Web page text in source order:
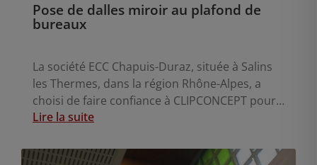
Pose de dalles miroir au plafond de
bureaux
La société ECC Chapuis-Duraz, située à Salins
les Thermes, dans la région Rhône-Alpes, a
choisi de faire confiance à CLIPCONCEPT pour
concevoir et réaliser les plafonds de leurs
Lire la suite